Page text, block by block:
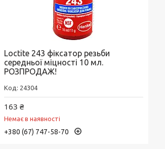
Loctite 243 фіксатор резьби
середньої міцності 10 мл.
РОЗПРОДАЖ!
24304
163 ₴
Немає в наявності
+380 (67) 747-58-70